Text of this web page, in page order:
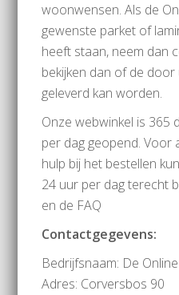
woonwensen. Als de
gewenste parket of
heeft staan, neem dan
bekijken dan of de
geleverd kan worden.
Onze webwinkel is 365
per dag geopend. Voor
hulp bij het bestellen
24 uur per dag terecht
en de FAQ
Contactgegevens:
Bedrijfsnaam: De
Adres: Corversbos 90